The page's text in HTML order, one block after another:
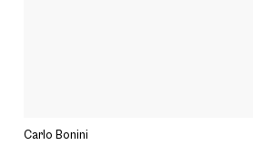
Carlo Bonini